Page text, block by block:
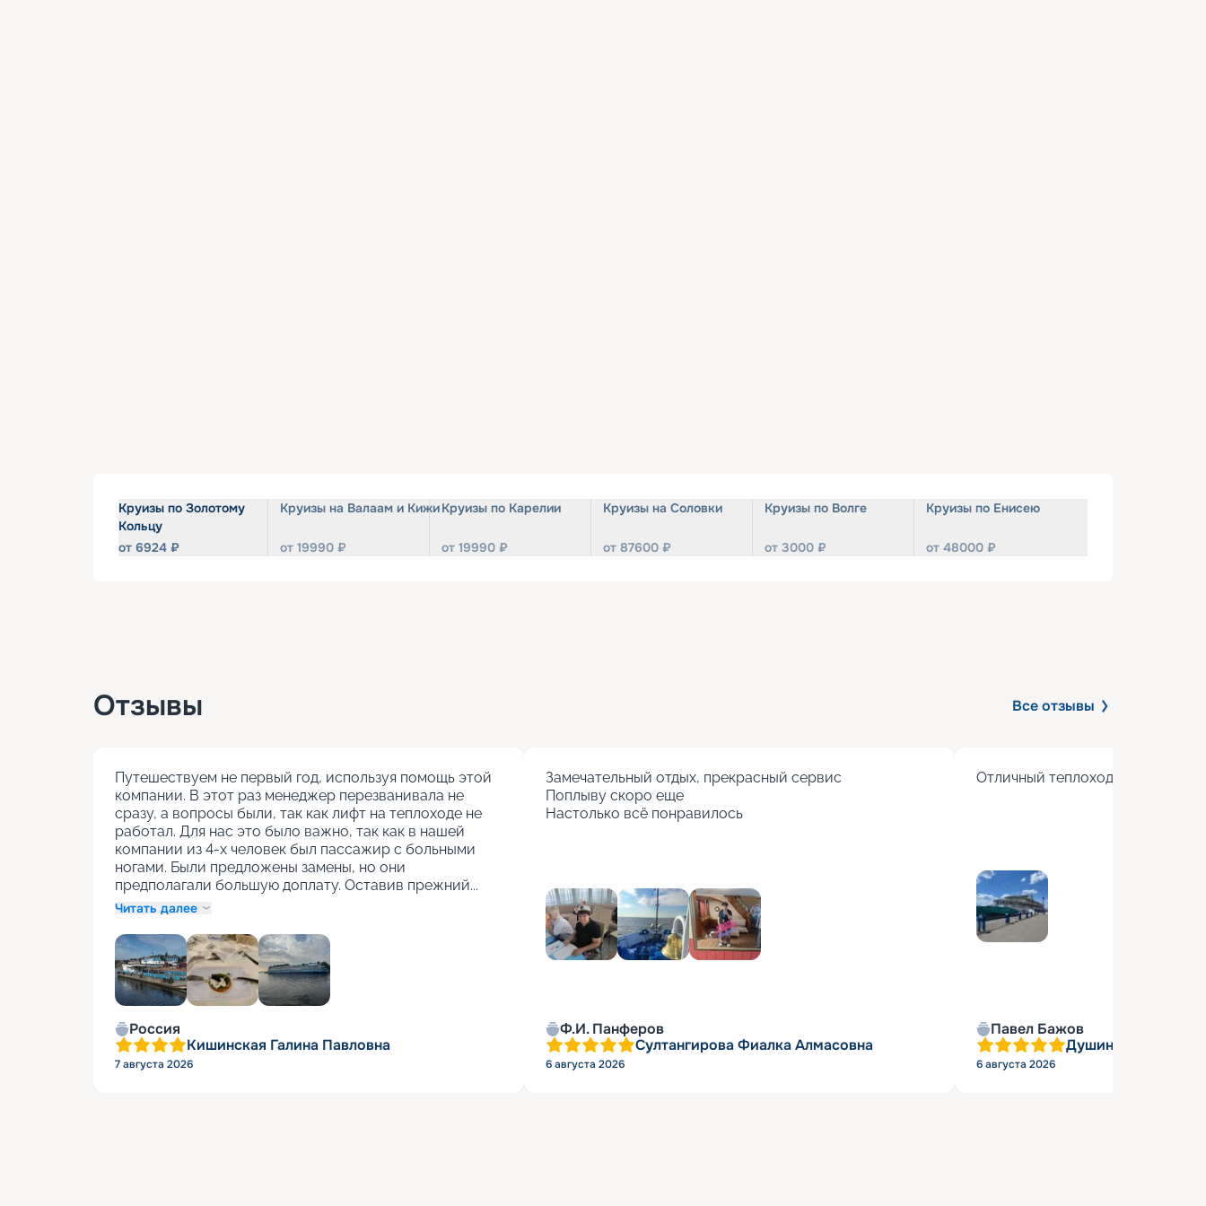
Круизы по Золотому
Кольцу
от 6924 ₽
Круизы на Валаам и Кижи
от 19990 ₽
Круизы по Карелии
от 19990 ₽
Круизы на Соловки
от 87600 ₽
Круизы по Волге
от 3000 ₽
Круизы по Енисею
от 48000 ₽
Отзывы Все отзывы
Путешествуем не первый год, используя помощь этой
компании. В этот раз менеджер перезванивала не
сразу, а вопросы были, так как лифт на теплоходе не
работал. Для нас это было важно, так как в нашей
компании из 4-х человек был пассажир с больными
ногами. Были предложены замены, но они
предполагали большую доплату. Оставив прежний...
Читать далее
Россия
Кишинская Галина Павловна
7 августа 2026
Замечательный отдых, прекрасный сервис
Поплыву скоро еще
Настолько всё понравилось
Ф.И. Панферов
Султангирова Фиалка Алмасовна
6 августа 2026
Отличный теплоход с хорошим
Павел Бажов
Душин Александр
6 августа 2026